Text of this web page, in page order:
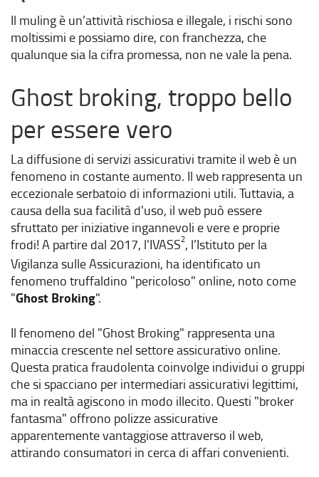
Il muling è un’attività rischiosa e illegale, i rischi sono
moltissimi e possiamo dire, con franchezza, che
qualunque sia la cifra promessa, non ne vale la pena.
Ghost broking, troppo bello
per essere vero
La diffusione di servizi assicurativi tramite il web è un
fenomeno in costante aumento. Il web rappresenta un
eccezionale serbatoio di informazioni utili. Tuttavia, a
causa della sua facilità d'uso, il web può essere
sfruttato per iniziative ingannevoli e vere e proprie
frodi! A partire dal 2017, l'IVASS2, l’Istituto per la
Vigilanza sulle Assicurazioni, ha identificato un
fenomeno truffaldino "pericoloso" online, noto come
"Ghost Broking".
Il fenomeno del "Ghost Broking" rappresenta una
minaccia crescente nel settore assicurativo online.
Questa pratica fraudolenta coinvolge individui o gruppi
che si spacciano per intermediari assicurativi legittimi,
ma in realtà agiscono in modo illecito. Questi "broker
fantasma" offrono polizze assicurative
apparentemente vantaggiose attraverso il web,
attirando consumatori in cerca di affari convenienti.